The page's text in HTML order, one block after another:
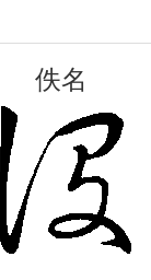
佚名